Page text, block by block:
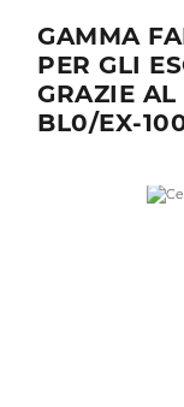
GAMMA
PER GLI
GRAZIE
BL0/EX-